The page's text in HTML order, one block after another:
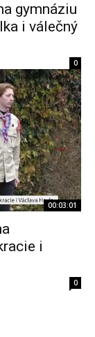
gymnáziu
i válečný
0
00:03:01
i
0